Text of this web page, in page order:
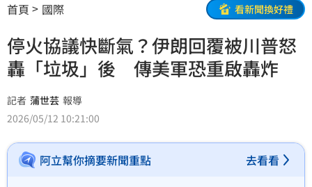
首頁 國際 看新聞換好禮
停火協議快斷氣？伊朗回覆被川普怒
轟「垃圾」後 傳美軍恐重啟轟炸
記者 蒲世芸 報導
2026/05/12 10:21:00
阿立幫你摘要新聞重點 去看看